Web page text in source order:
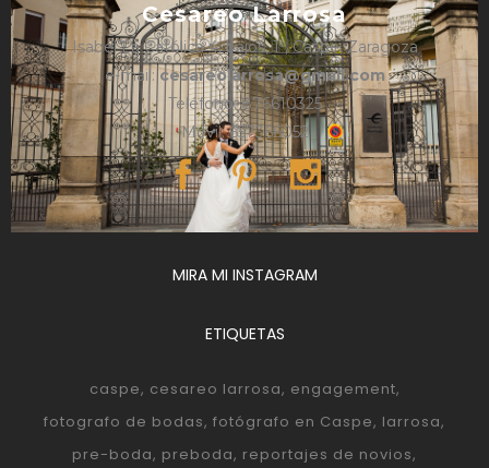
Cesareo Larrosa
Isabel La Católica 4, bajos, 1º, Caspe, Zaragoza
e-mail:cesareolarrosa@gmail.com
Teléfono: 876610325
Móvil: 657366052
MIRA MI INSTAGRAM
ETIQUETAS
caspe cesareo larrosa engagement
fotografo de bodas fotógrafo en Caspe larrosa
pre-boda preboda reportajes de novios